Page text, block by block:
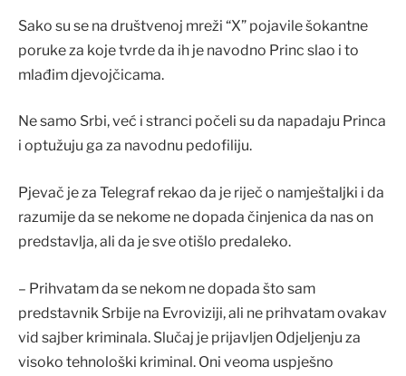
Sako su se na društvenoj mreži “X” pojavile šokantne
poruke za koje tvrde da ih je navodno Princ slao i to
mlađim djevojčicama.
Ne samo Srbi, već i stranci počeli su da napadaju Princa
i optužuju ga za navodnu pedofiliju.
Pjevač je za Telegraf rekao da je riječ o namještaljki i da
razumije da se nekome ne dopada činjenica da nas on
predstavlja, ali da je sve otišlo predaleko.
– Prihvatam da se nekom ne dopada što sam
predstavnik Srbije na Evroviziji, ali ne prihvatam ovakav
vid sajber kriminala. Slučaj je prijavljen Odjeljenju za
visoko tehnološki kriminal. Oni veoma uspješno